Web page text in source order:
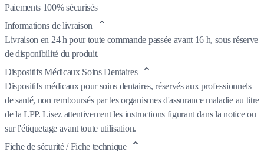
Paiements 100% sécurisés
Informations de livraison
Livraison en 24 h pour toute commande passée avant 16 h, sous réserve
de disponibilité du produit.
Dispositifs Médicaux Soins Dentaires
Dispositifs médicaux pour soins dentaires, réservés aux professionnels
de santé, non remboursés par les organismes d'assurance maladie au titre
de la LPP. Lisez attentivement les instructions figurant dans la notice ou
sur l'étiquetage avant toute utilisation.
Fiche de sécurité / Fiche technique